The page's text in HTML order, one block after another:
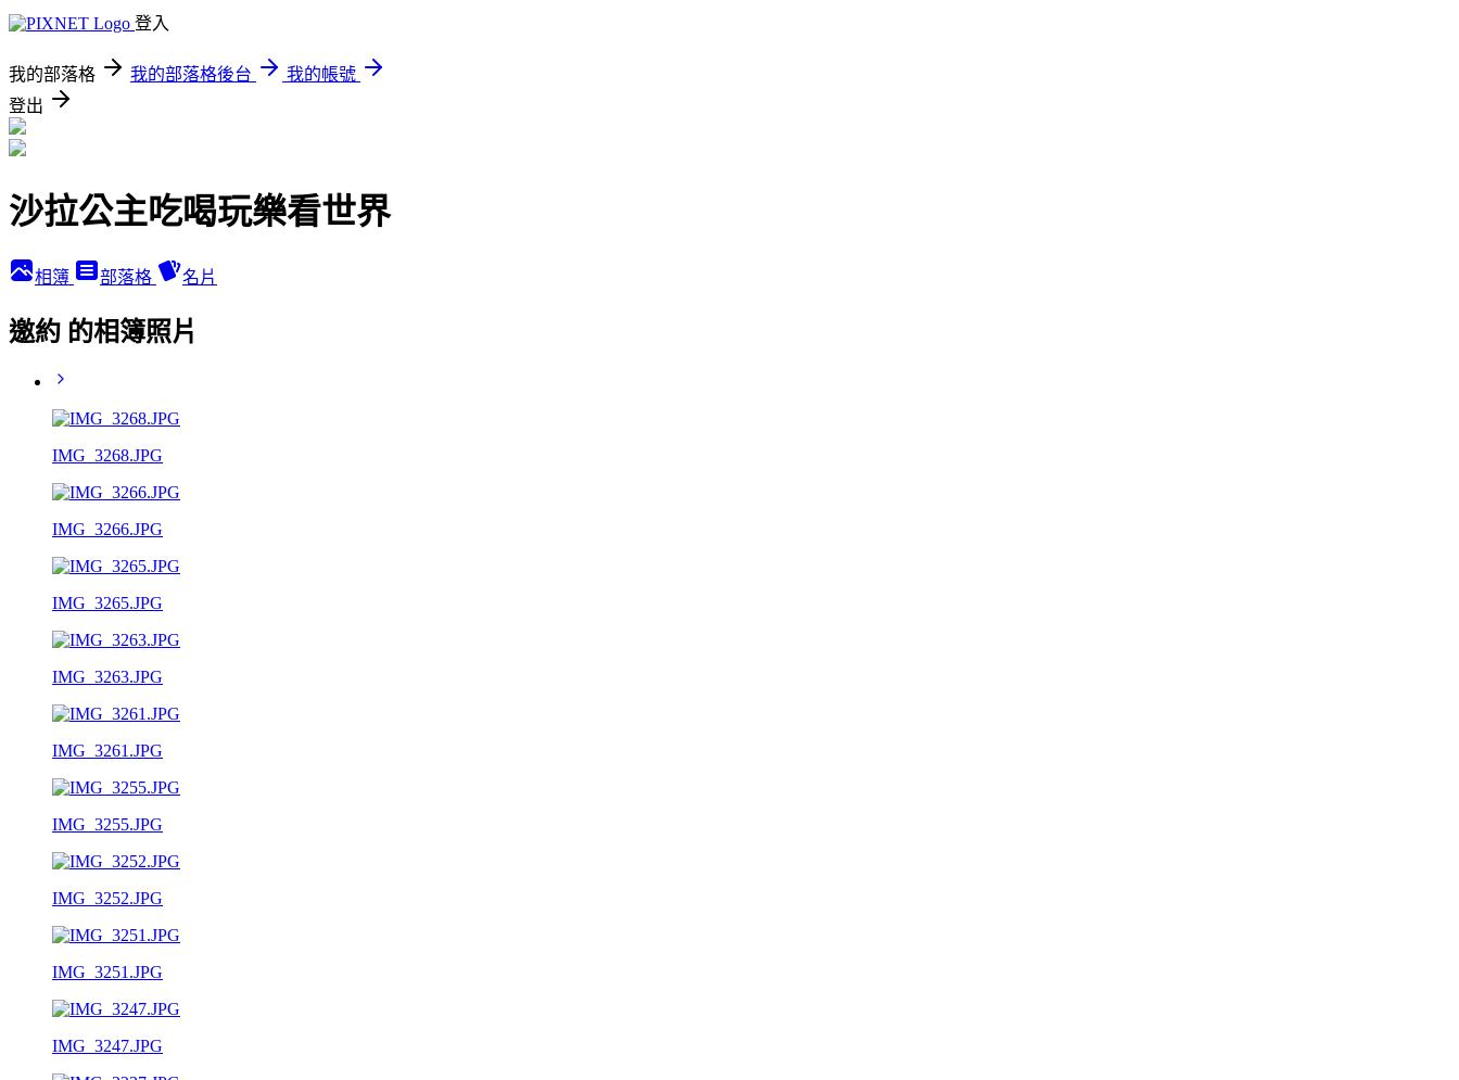
登入
我的部落格 我的部落格後台
我的帳號
登出
沙拉公主吃喝玩樂看世界
相簿 部落格 名片
邀約 的相簿照片
IMG_3268.JPG
IMG_3266.JPG
IMG_3265.JPG
IMG_3263.JPG
IMG_3261.JPG
IMG_3255.JPG
IMG_3252.JPG
IMG_3251.JPG
IMG_3247.JPG